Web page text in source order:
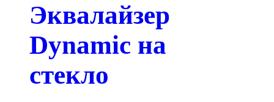
Эквалайзер
Dynamic на
стекло